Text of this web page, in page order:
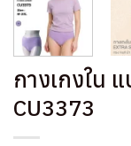
กางเกงใน
CU3373